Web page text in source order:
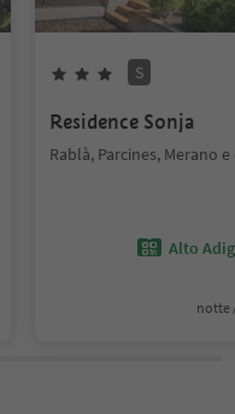
S
Residence Sonja
Rablà, Parcines, Merano
Alto
notte